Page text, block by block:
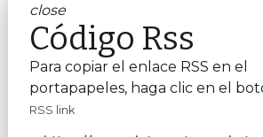
close
Código Rss
Para copiar el enlace RSS en el
portapapeles, haga clic en el
RSS link